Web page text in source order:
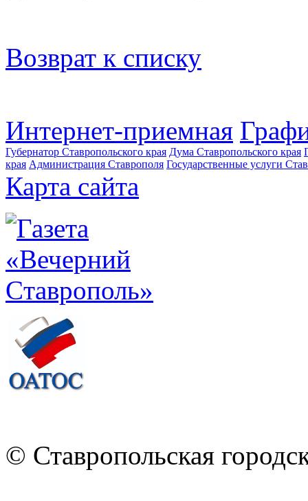
Возврат к списку
Интернет-приемная
Губернатор Ставропольского края Дума Ставропольского края
края Администрация Ставрополя Государственные услуги
Карта сайта
© Ставропольская